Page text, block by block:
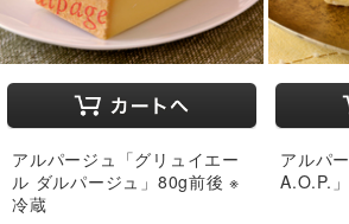
アルパージュ「グリュイエー
ル ダルパージュ」80g前後 ※
冷蔵
アルパ
A.O.P.